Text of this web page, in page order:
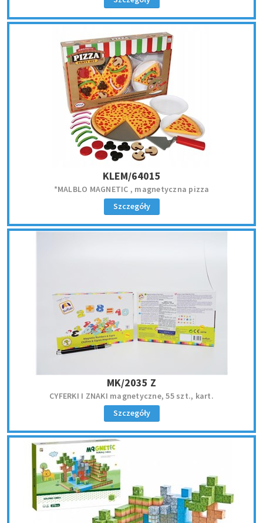
KLEM/64015
*MALBLO MAGNETIC , magnetyczna pizza
Szczegóły
MK/2035 Z
CYFERKI I ZNAKI magnetyczne, 55 szt., kart.
Szczegóły